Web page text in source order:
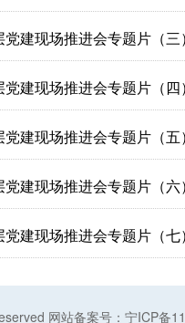
建现场推进会专题片（
建现场推进会专题片（
建现场推进会专题片（
建现场推进会专题片（
建现场推进会专题片（
网站备案号： 宁ICP备